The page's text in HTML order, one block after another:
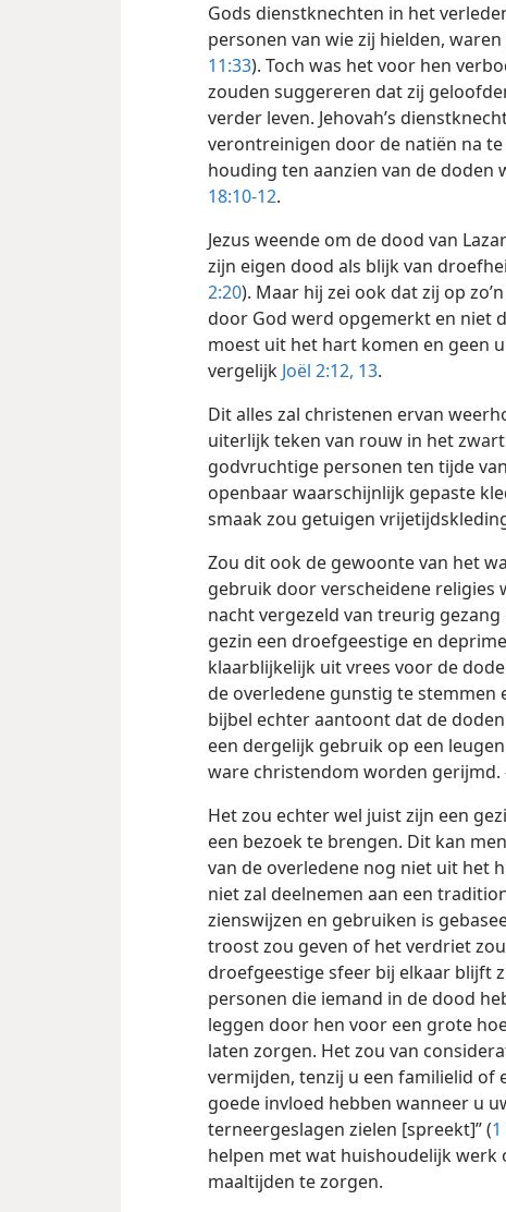
Gods dienstknechten in het
personen van wie zij hielden,
11:33). Toch was het voor hen
zouden suggereren dat zij
verder leven. Jehovah’s
verontreinigen door de natiën na
houding ten aanzien van de doden
18:10-12.
Jezus weende om de dood van
zijn eigen dood als blijk van
2:20). Maar hij zei ook dat zij op
door God werd opgemerkt en niet
moest uit het hart komen en geen
vergelijk Joël 2:12, 13.
Dit alles zal christenen ervan
uiterlijk teken van rouw in het
godvruchtige personen ten tijde
openbaar waarschijnlijk gepaste
smaak zou getuigen
Zou dit ook de gewoonte van het
gebruik door verscheidene religies
nacht vergezeld van treurig
gezin een droefgeestige en
klaarblijkelijk uit vrees voor de
de overledene gunstig te stemmen
bijbel echter aantoont dat de
een dergelijk gebruik op een
ware christendom worden
Het zou echter wel juist zijn een
een bezoek te brengen. Dit kan
van de overledene nog niet uit het
niet zal deelnemen aan een
zienswijzen en gebruiken is
troost zou geven of het verdriet
droefgeestige sfeer bij elkaar blijft
personen die iemand in de dood
leggen door hen voor een grote
laten zorgen. Het zou van
vermijden, tenzij u een familielid of
goede invloed hebben wanneer u
terneergeslagen zielen [spreekt]” (
helpen met wat huishoudelijk
maaltijden te zorgen.